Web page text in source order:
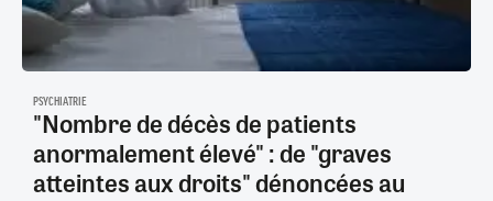
PSYCHIATRIE
"Nombre de décès de patients
anormalement élevé" : de "graves
atteintes aux droits" dénoncées au